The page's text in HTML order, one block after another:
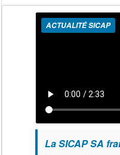
ACTUALITÉ SICAP
La SICAP SA